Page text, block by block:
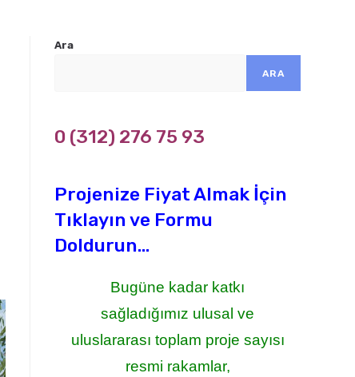
Ara
ARA
0 (312) 276 75 93
Projenize Fiyat Almak İçin
Tıklayın ve Formu
Doldurun...
Bugüne kadar katkı
sağladığımız ulusal ve
uluslararası toplam proje sayısı
resmi rakamlar,